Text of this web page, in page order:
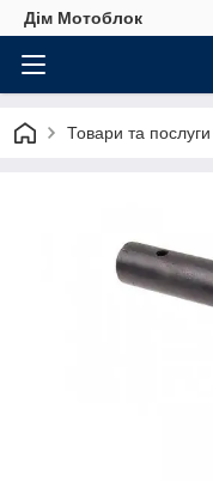
Дім Мотоблок
Товари та послуги